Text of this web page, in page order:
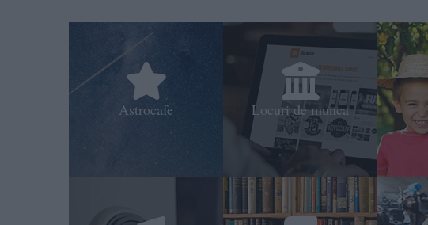
Astrocafe Locuri de munca